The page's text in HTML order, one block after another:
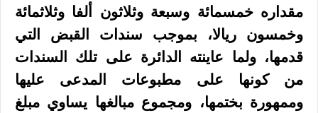
مقداره خمسمائة وسبعة وثلاثون ألفا وثلاثمائة
وخمسون ريالا، بموجب سندات القبض التي
قدمها، ولما عاينته الدائرة على تلك السندات
من كونها على مطبوعات المدعى عليها
وممهورة بختمها، ومجموع مبالغها يساوي مبلغ